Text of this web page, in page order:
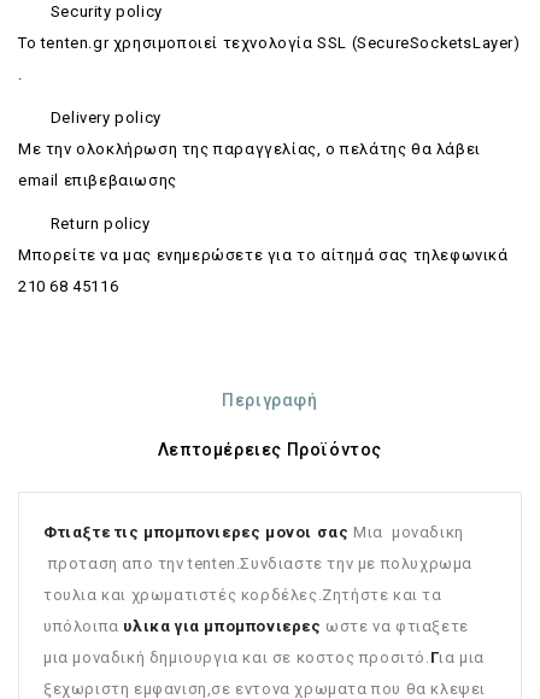
Security policy
Το tenten.gr χρησιμοποιεί τεχνολογία SSL (SecureSocketsLayer)
Delivery policy
Με την ολοκλήρωση της παραγγελίας, ο πελάτης θα λάβει
email επιβεβαιωσης
Return policy
Mπορείτε να μας ενημερώσετε για το αίτημά σας τηλεφωνικά
210 68 45116
Περιγραφή
Λεπτομέρειες Προϊόντος
Φτιαξτε τις μπομπονιερες μονοι σας Μια μοναδικη
προταση απο την tenten.Συνδιαστε την με πολυχρωμα
τουλια και χρωματιστές κορδέλες.Ζητήστε και τα
υπόλοιπα υλικα για μπομπονιερες ωστε να φτιαξετε
μια μοναδική δημιουργια και σε κοστος προσιτό. Για μια
ξεχωριστη εμφανιση,σε εντονα χρωματα που θα κλεψει